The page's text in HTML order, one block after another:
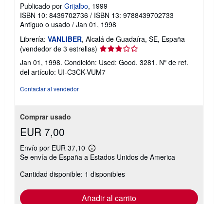
Publicado por Grijalbo, 1999
ISBN 10: 8439702736 / ISBN 13: 9788439702733
Antiguo o usado / Jan 01, 1998
Librería: VANLIBER, Alcalá de Guadaíra, SE, España
(vendedor de 3 estrellas) Calificación
del
vendedor:
3
Jan 01, 1998. Condición: Used: Good. 3281. Nº de ref.
del artículo: UI-C3CK-VUM7
Contactar al vendedor
Comprar usado
EUR 7,00
Envío por EUR 37,10
Más
información
las
tarifas
envío
Se envía de España a Estados Unidos de America
Cantidad disponible: 1 disponibles
Añadir al carrito